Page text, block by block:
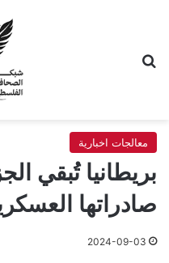
معالجات اخبارية
بريطانيا تُبقي
صادراتها
2024-09-03